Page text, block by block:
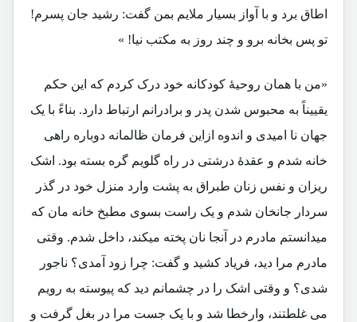
اطاق برد و با آواز بسیار ملایم بمن گفت: رشید جان پسرم!
تو پس بخانه برو و چند روز به مکتب نیا! »
«من با همان روحیۀ کودکانه خود درک کردم که این حکم
یقییناً به محبوس شدن پدر و برادرانم ارتباط دارد. بناءً با یک
جهان نا امیدی و اندوه ازاین فرمان ظالمانه دوباره راهی
خانه شدم و عقدۀ درشتی در راه گلویم گره بسته بود. اشک
ریزان و نفس زنان طبراق به پشت وارد منزل خود در گذر
سردار جانخان شدم و یک راست بسوی مطبخ خانه مان که
میدانستم مادرم در آنجا نان پخته میکند، داخل شدم. وقتی
مادرم مرا دید، فریاد کشید و گفت: چرا زود آمدی؟ ناجور
شدی؟ و وقتی اشک را در چشمانم دید که پیوسته به رویم
می غلطتند، وارخطا شد و با یک جست مرا در بغل گرفت و